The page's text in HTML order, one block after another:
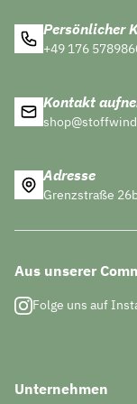
Persönlicher
+49 176
Kontakt
Adresse
Grenzstraße
Aus unserer
Folge uns auf
Unternehmen